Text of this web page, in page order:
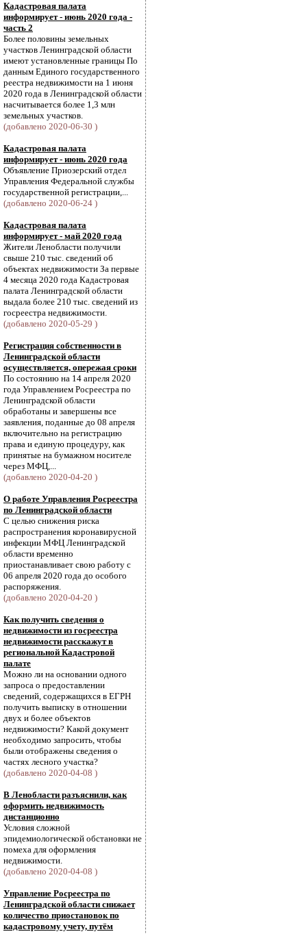
Кадастровая палата
информирует - июнь 2020 года -
часть 2
Более половины земельных
участков Ленинградской области
имеют установленные границы По
данным Единого государственного
реестра недвижимости на 1 июня
2020 года в Ленинградской области
насчитывается более 1,3 млн
земельных участков.
(добавлено 2020-06-30 )
Кадастровая палата
информирует - июнь 2020 года
Объявление Приозерский отдел
Управления Федеральной службы
государственной регистрации,...
(добавлено 2020-06-24 )
Кадастровая палата
информирует - май 2020 года
Жители Ленобласти получили
свыше 210 тыс. сведений об
объектах недвижимости За первые
4 месяца 2020 года Кадастровая
палата Ленинградской области
выдала более 210 тыс. сведений из
госреестра недвижимости.
(добавлено 2020-05-29 )
Регистрация собственности в
Ленинградской области
осуществляется, опережая сроки
По состоянию на 14 апреля 2020
года Управлением Росреестра по
Ленинградской области
обработаны и завершены все
заявления, поданные до 08 апреля
включительно на регистрацию
права и единую процедуру, как
принятые на бумажном носителе
через МФЦ,...
(добавлено 2020-04-20 )
О работе Управления Росреестра
по Ленинградской области
С целью снижения риска
распространения коронавирусной
инфекции МФЦ Ленинградской
области временно
приостанавливает свою работу с
06 апреля 2020 года до особого
распоряжения.
(добавлено 2020-04-20 )
Как получить сведения о
недвижимости из госреестра
недвижимости расскажут в
региональной Кадастровой
палате
Можно ли на основании одного
запроса о предоставлении
сведений, содержащихся в ЕГРН
получить выписку в отношении
двух и более объектов
недвижимости? Какой документ
необходимо запросить, чтобы
были отображены сведения о
частях лесного участка?
(добавлено 2020-04-08 )
В Ленобласти разъяснили, как
оформить недвижимость
дистанционно
Условия сложной
эпидемиологической обстановки не
помеха для оформления
недвижимости.
(добавлено 2020-04-08 )
Управление Росреестра по
Ленинградской области снижает
количество приостановок по
кадастровому учету, путём